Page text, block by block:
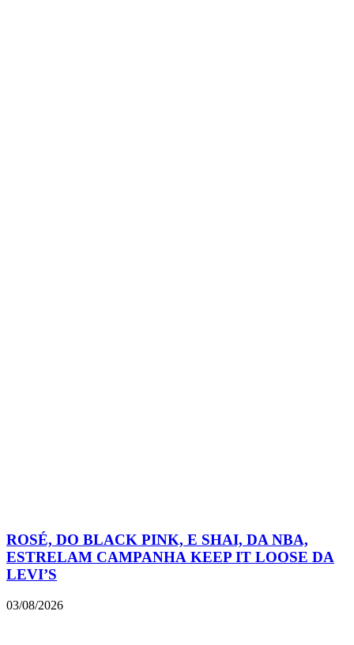
ROSÉ, DO BLACK PINK, E SHAI, DA NBA,
ESTRELAM CAMPANHA KEEP IT LOOSE DA
LEVI’S
03/08/2026